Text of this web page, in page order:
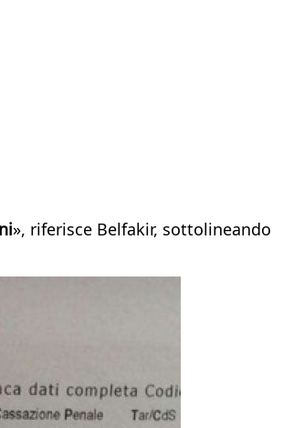
», riferisce Belfakir, sottolineando